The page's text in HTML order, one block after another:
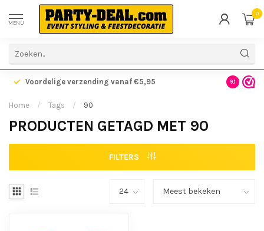
MENU
0
Voordelige verzending vanaf €5,95 Gratis
9.1
Home / Tags / 90
PRODUCTEN GETAGD MET 90
FILTERS